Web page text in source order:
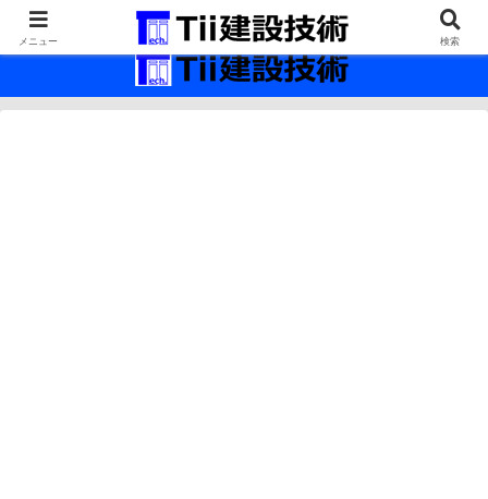
最新の建設技術の情報インフラ。
メニュー 検索